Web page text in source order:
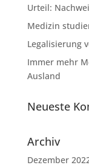
Urteil:
Medizin
Legalisierung
Immer mehr
Ausland
Neueste
Archiv
Dezember